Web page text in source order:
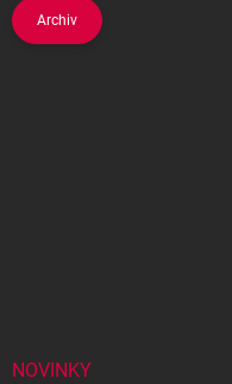
Archiv
NOVINKY